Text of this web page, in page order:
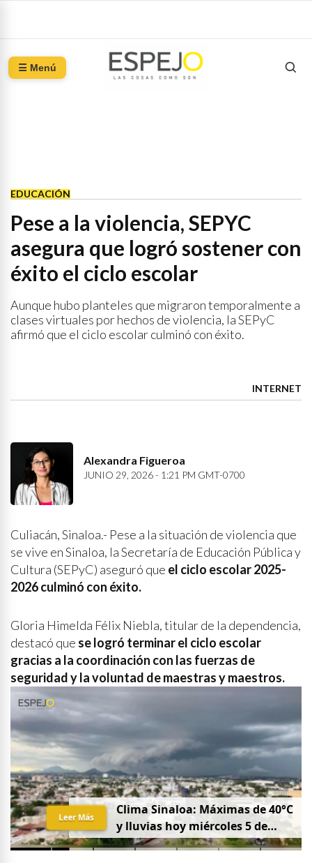
☰ Menú
EDUCACIÓN
Pese a la violencia, SEPYC
asegura que logró sostener con
éxito el ciclo escolar
Aunque hubo planteles que migraron temporalmente a
clases virtuales por hechos de violencia, la SEPyC
afirmó que el ciclo escolar culminó con éxito.
INTERNET
Alexandra Figueroa
JUNIO 29, 2026 - 1:21 PM GMT-0700
Culiacán, Sinaloa.- Pese a la situación de violencia que
se vive en Sinaloa, la Secretaría de Educación Pública y
Cultura (SEPyC) aseguró que el ciclo escolar 2025-
2026 culminó con éxito.
Gloria Himelda Félix Niebla, titular de la dependencia,
destacó que se logró terminar el ciclo escolar
gracias a la coordinación con las fuerzas de
seguridad y la voluntad de maestras y maestros.
Clima Sinaloa: Máximas de 40°C
y lluvias hoy miércoles 5 de
agosto
Leer Más